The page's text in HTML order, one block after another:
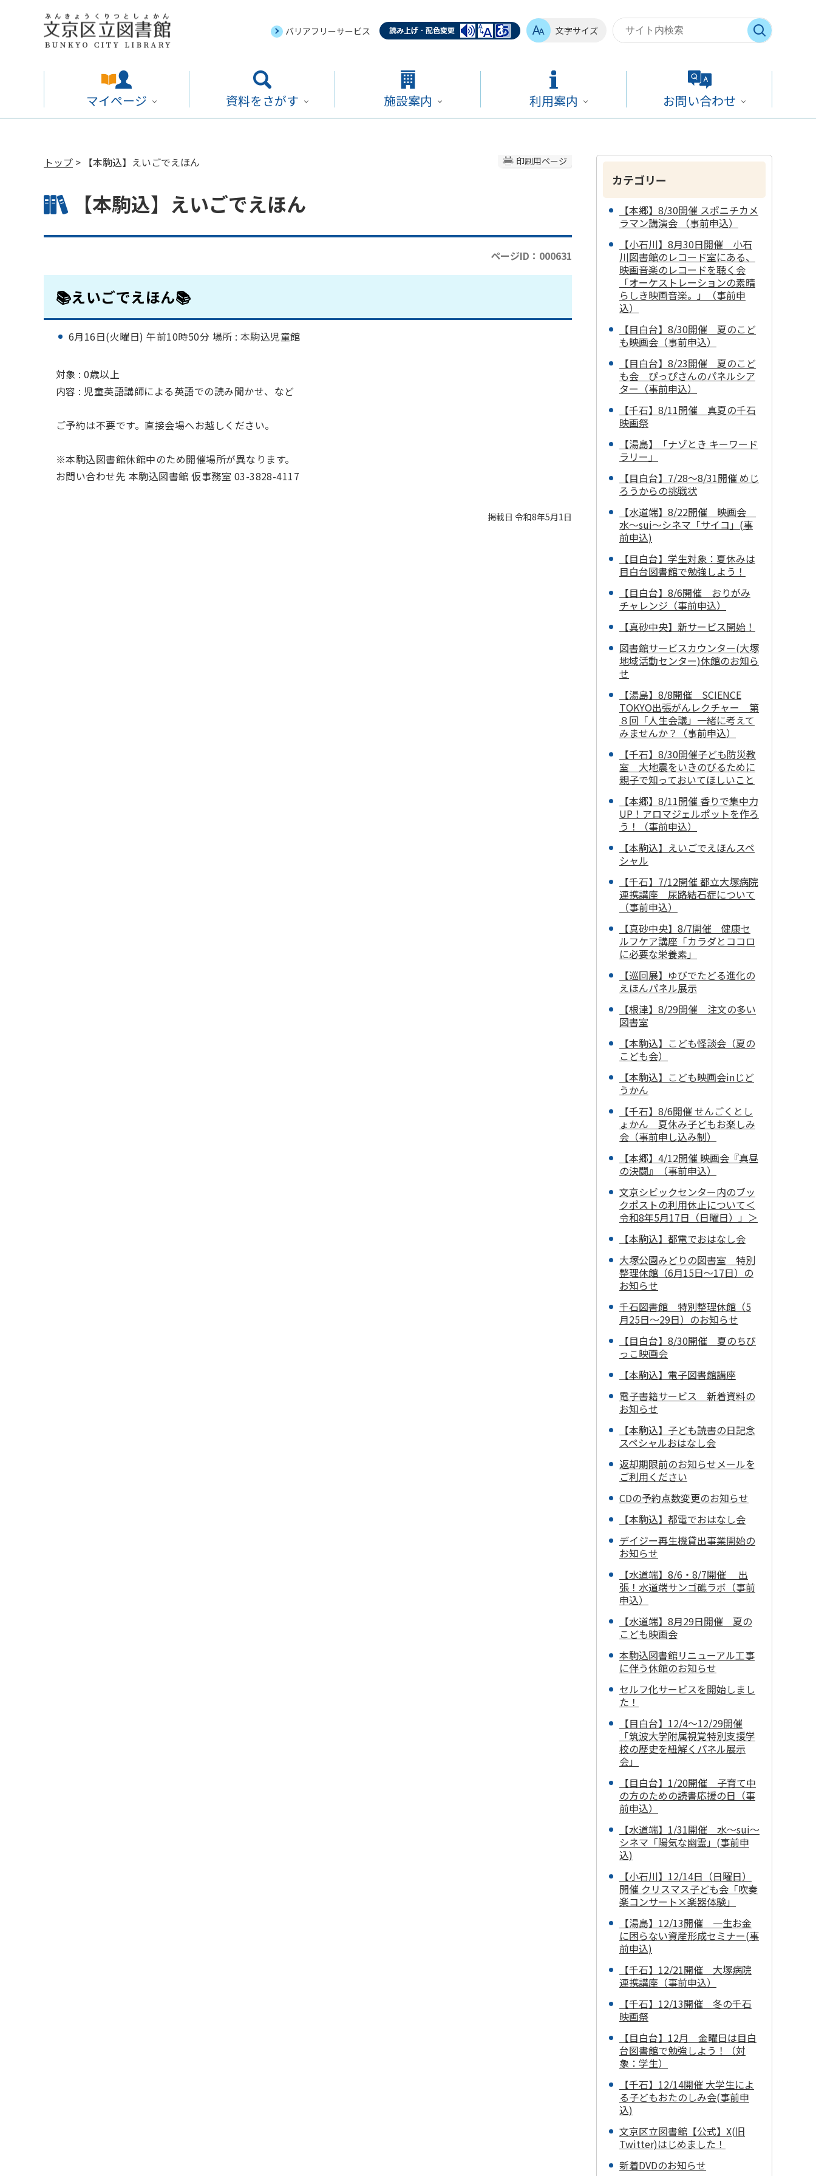
バリアフリーサービス 文字サイズ
マイページ 資料をさがす 施設案内 利用案内 お問い合わせ
印刷用ページ
トップ > 【本駒込】えいごでえほん
【本駒込】えいごでえほん
ページID：000631
📚えいごでえほん📚
6月16日(火曜日) 午前10時50分 場所 : 本駒込児童館
対象 : 0歳以上
内容 : 児童英語講師による英語での読み聞かせ、など
ご予約は不要です。直接会場へお越しください。
※本駒込図書館休館中のため開催場所が異なります。
お問い合わせ先 本駒込図書館 仮事務室 03-3828-4117
掲載日 令和8年5月1日
カテゴリー
【本郷】8/30開催 スポニチカメ
ラマン講演会 （事前申込）
【小石川】8月30日開催 小石
川図書館のレコード室にある、
映画音楽のレコードを聴く会
「オーケストレーションの素晴
らしき映画音楽。」（事前申
込）
【目白台】8/30開催 夏のこど
も映画会（事前申込）
【目白台】8/23開催 夏のこど
も会 ぴっぴさんのパネルシア
ター（事前申込）
【千石】8/11開催 真夏の千石
映画祭
【湯島】「ナゾとき キーワード
ラリー」
【目白台】7/28～8/31開催 めじ
ろうからの挑戦状
【水道端】8/22開催 映画会
水～sui～シネマ「サイコ」(事
前申込)
【目白台】学生対象：夏休みは
目白台図書館で勉強しよう！
【目白台】8/6開催 おりがみ
チャレンジ（事前申込）
【真砂中央】新サービス開始！
図書館サービスカウンター(大塚
地域活動センター)休館のお知ら
せ
【湯島】8/8開催 SCIENCE
TOKYO出張がんレクチャー 第
８回「人生会議」一緒に考えて
みませんか？（事前申込）
【千石】8/30開催子ども防災教
室 大地震をいきのびるために
親子で知っておいてほしいこと
【本郷】8/11開催 香りで集中力
UP！アロマジェルポットを作ろ
う！（事前申込）
【本駒込】えいごでえほんスペ
シャル
【千石】7/12開催 都立大塚病院
連携講座 尿路結石症について
（事前申込）
【真砂中央】8/7開催 健康セ
ルフケア講座「カラダとココロ
に必要な栄養素」
【巡回展】ゆびでたどる進化の
えほんパネル展示
【根津】8/29開催 注文の多い
図書室
【本駒込】こども怪談会（夏の
こども会）
【本駒込】こども映画会inじど
うかん
【千石】8/6開催 せんごくとし
ょかん 夏休み子どもお楽しみ
会（事前申し込み制）
【本郷】4/12開催 映画会『真昼
の決闘』（事前申込）
文京シビックセンター内のブッ
クポストの利用休止について＜
令和8年5月17日（日曜日）」＞
【本駒込】都電でおはなし会
大塚公園みどりの図書室 特別
整理休館（6月15日～17日）の
お知らせ
千石図書館 特別整理休館（5
月25日～29日）のお知らせ
【目白台】8/30開催 夏のちび
っこ映画会
【本駒込】電子図書館講座
電子書籍サービス 新着資料の
お知らせ
【本駒込】子ども読書の日記念
スペシャルおはなし会
返却期限前のお知らせメールを
ご利用ください
CDの予約点数変更のお知らせ
【本駒込】都電でおはなし会
デイジー再生機貸出事業開始の
お知らせ
【水道端】8/6・8/7開催 出
張！水道端サンゴ礁ラボ（事前
申込）
【水道端】8月29日開催 夏の
こども映画会
本駒込図書館リニューアル工事
に伴う休館のお知らせ
セルフ化サービスを開始しまし
た！
【目白台】12/4～12/29開催
「筑波大学附属視覚特別支援学
校の歴史を紐解くパネル展示
会」
【目白台】1/20開催 子育て中
の方のための読書応援の日（事
前申込）
【水道端】1/31開催 水～sui～
シネマ「陽気な幽霊」(事前申
込)
【小石川】12/14日（日曜日）
開催 クリスマス子ども会「吹奏
楽コンサート×楽器体験」
【湯島】12/13開催 一生お金
に困らない資産形成セミナー(事
前申込)
【千石】12/21開催 大塚病院
連携講座（事前申込）
【千石】12/13開催 冬の千石
映画祭
【目白台】12月 金曜日は目白
台図書館で勉強しよう！（対
象：学生）
【千石】12/14開催 大学生によ
る子どもおたのしみ会(事前申
込)
文京区立図書館【公式】X(旧
Twitter)はじめました！
新着DVDのお知らせ